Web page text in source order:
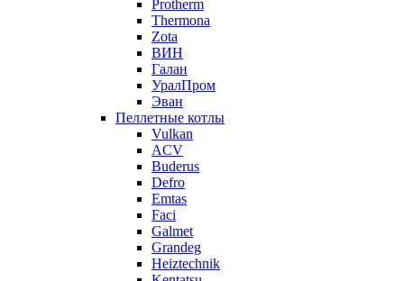
Protherm
Thermona
Zota
ВИН
Галан
УралПром
Эван
Пеллетные котлы
Vulkan
ACV
Buderus
Defro
Emtas
Faci
Galmet
Grandeg
Heiztechnik